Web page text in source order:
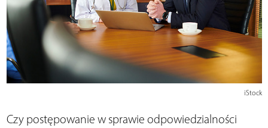
iStock
Czy postępowanie w sprawie odpowiedzialności